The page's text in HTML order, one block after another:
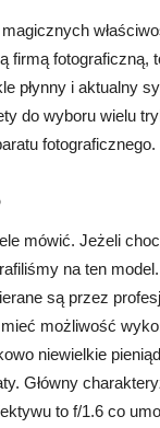
firmą fotograficzną,
płynny i aktualny
do wyboru wielu
fotograficznego.
mówić. Jeżeli
na ten
są przez
możliwość
niewielkie
Główny
to f/1.6 co